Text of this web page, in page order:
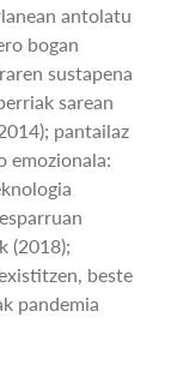
antolatu
bogan
sustapena
sarean
pantailaz
emozionala:
(2018);
beste
pandemia